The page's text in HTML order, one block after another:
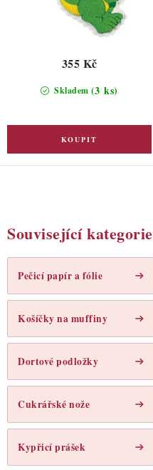
Skladem (3 ks)
355 Kč
v
l
á
a
í
r
v
y
Související
Pečicí papír a fólie
Košíčky na muffiny
Dortové podložky
Cukrářské nože
Kypřicí prášek